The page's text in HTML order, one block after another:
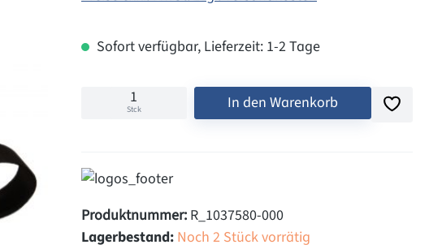
Sofort verfügbar, Lieferzeit: 1-2 Tage
Stck In den Warenkorb
Produktnummer: R_1037580-000
Lagerbestand: Noch 2 Stück vorrätig